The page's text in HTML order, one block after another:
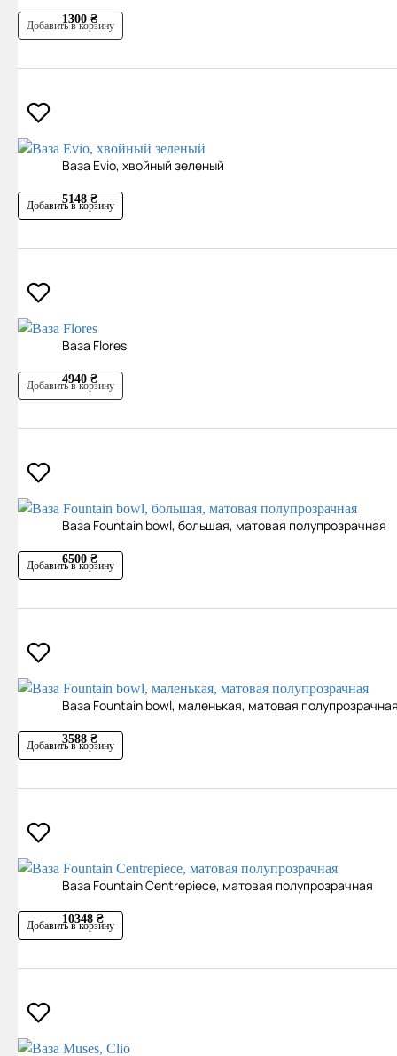
1300 ₴
Добавить в корзину
Ваза Evio, хвойный зеленый
5148 ₴
Добавить в корзину
Ваза Flores
4940 ₴
Добавить в корзину
Ваза Fountain bowl, большая, матовая полупрозрачная
6500 ₴
Добавить в корзину
Ваза Fountain bowl, маленькая, матовая
3588 ₴
Добавить в корзину
Ваза Fountain Centrepiece, матовая полупрозрачная
10348 ₴
Добавить в корзину